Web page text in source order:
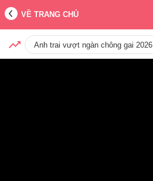
VỀ TRANG CHỦ
Anh trai vượt ngàn chông gai 2026